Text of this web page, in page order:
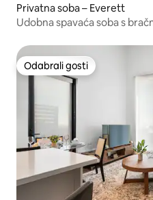
Privatna soba – Everett
Udobna spavaća soba s
Odabrali gosti
Odabrali gosti